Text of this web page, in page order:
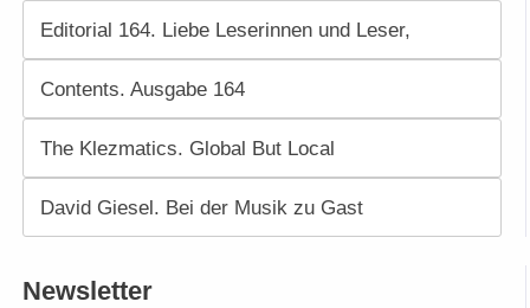
Editorial 164. Liebe Leserinnen und Leser,
Contents. Ausgabe 164
The Klezmatics. Global But Local
David Giesel. Bei der Musik zu Gast
Newsletter